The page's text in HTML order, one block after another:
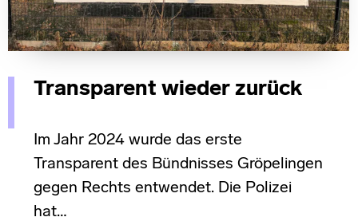
Transparent wieder zurück
Im Jahr 2024 wurde das erste
Transparent des Bündnisses Gröpelingen
gegen Rechts entwendet. Die Polizei
hat…